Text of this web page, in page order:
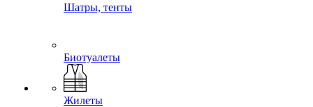
Шатры, тенты
Биотуалеты
Жилеты